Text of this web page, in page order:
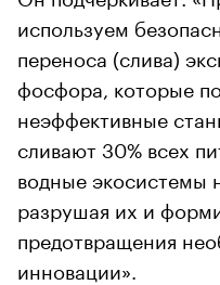
используем
переноса (слива)
фосфора, которые
неэффективные
сливают 30% всех
водные экосистемы
разрушая их и
предотвращения
инновации».